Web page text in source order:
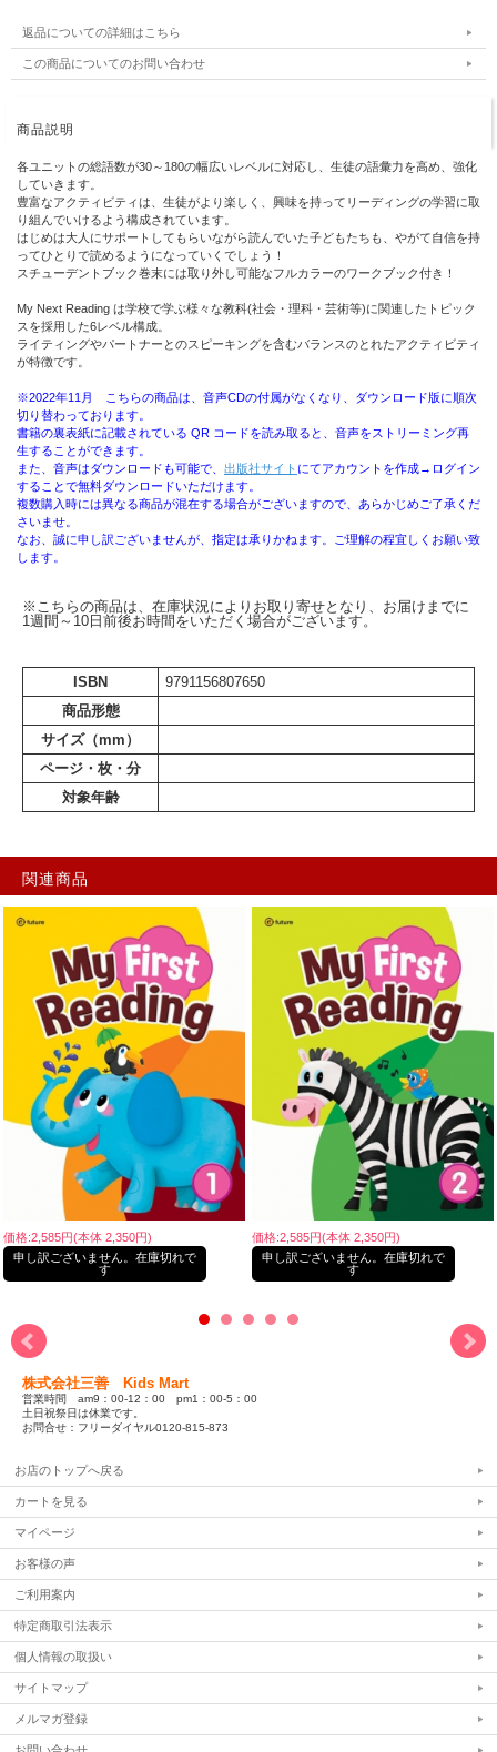
返品についての詳細はこちら
この商品についてのお問い合わせ
商品説明
各ユニットの総語数が30～180の幅広いレベルに対応し、生徒の語彙力を高め、強化
していきます。
豊富なアクティビティは、生徒がより楽しく、興味を持ってリーディングの学習に取
り組んでいけるよう構成されています。
はじめは大人にサポートしてもらいながら読んでいた子どもたちも、やがて自信を持
ってひとりで読めるようになっていくでしょう！
スチューデントブック巻末には取り外し可能なフルカラーのワークブック付き！
My Next Reading は学校で学ぶ様々な教科(社会・理科・芸術等)に関連したトピック
スを採用した6レベル構成。
ライティングやパートナーとのスピーキングを含むバランスのとれたアクティビティ
が特徴です。
※2022年11月 こちらの商品は、音声CDの付属がなくなり、ダウンロード版に順次
切り替わっております。
書籍の裏表紙に記載されている QR コードを読み取ると、音声をストリーミング再
生することができます。
また、音声はダウンロードも可能で、 出版社サイト にてアカウントを作成→ログイン
することで無料ダウンロードいただけます。
複数購入時には異なる商品が混在する場合がございますので、あらかじめご了承くだ
さいませ。
なお、誠に申し訳ございませんが、指定は承りかねます。ご理解の程宜しくお願い致
します。
※こちらの商品は、在庫状況によりお取り寄せとなり、お届けまでに
1週間～10日前後お時間をいただく場合がございます。
ISBN
9791156807650
商品形態
サイズ（mm）
ページ・枚・分
対象年齢
関連商品
価格:2,585円(本体 2,350円)
申し訳ございません。在庫切れで
す
価格:2,585円(本体 2,350円)
申し訳ございません。在庫切れで
す
株式会社三善 Kids Mart
営業時間 am9：00-12：00 pm1：00-5：00
土日祝祭日は休業です。
お問合せ：フリーダイヤル0120-815-873
お店のトップへ戻る
カートを見る
マイページ
お客様の声
ご利用案内
特定商取引法表示
個人情報の取扱い
サイトマップ
メルマガ登録
お問い合わせ